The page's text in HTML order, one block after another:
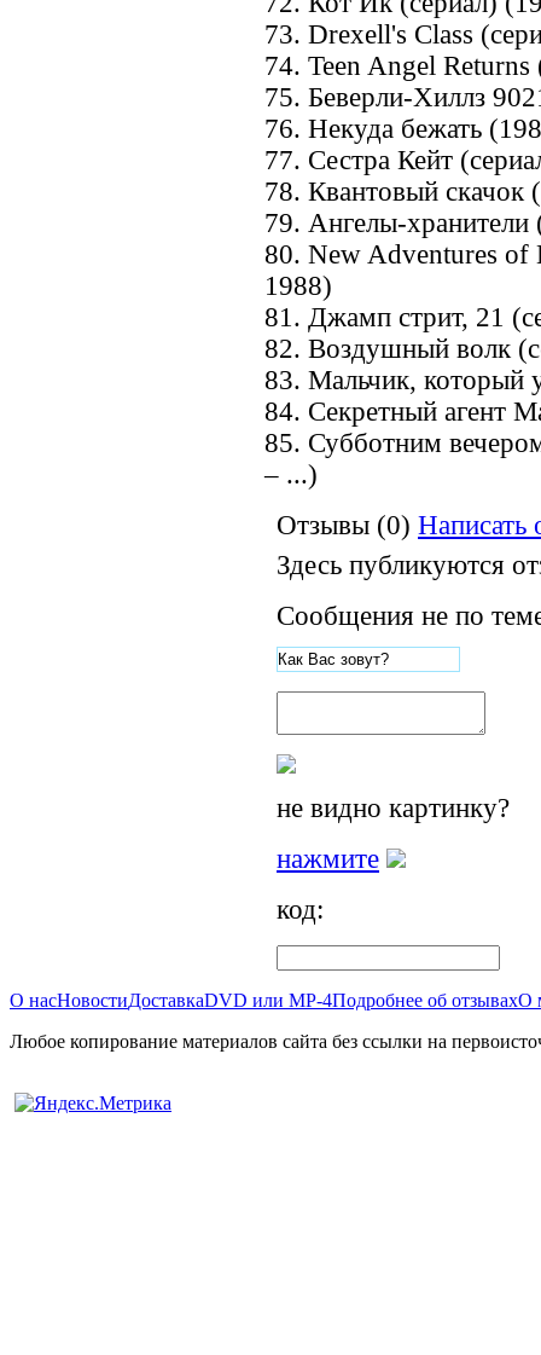
73. Drexell's Class
74. Teen Angel
75. Беверли-Хиллз
76. Некуда бежать
77. Сестра Кейт
78. Квантовый скачок
79. Ангелы-хранители
80. New Adventures of
1988)
81. Джамп стрит, 21
82. Воздушный волк
83. Мальчик, который
84. Секретный агент
85. Субботним
– ...)
Отзывы (0) Написать
Здесь публикуются
Сообщения не по
не видно картинку?
нажмите
код:
О насНовостиДоставкаDVD или MP-4Подробнее об отзывахО
Любое копирование материалов сайта без ссылки на